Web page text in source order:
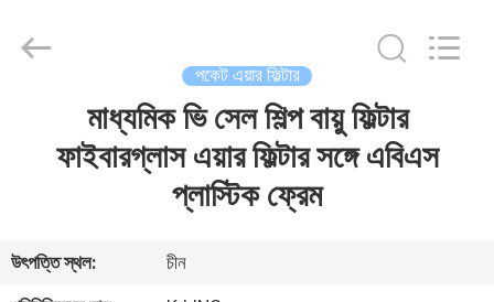
আমাদের
Technology
Company.
পকেট এয়ার ফিল্টার
মাধ্যমিক ভি সেল শিল্প বায়ু ফিল্টার
ফাইবারগ্লাস এয়ার ফিল্টার সঙ্গে এবিএস
প্লাস্টিক ফ্রেম
উৎপত্তি স্থল:
চীন